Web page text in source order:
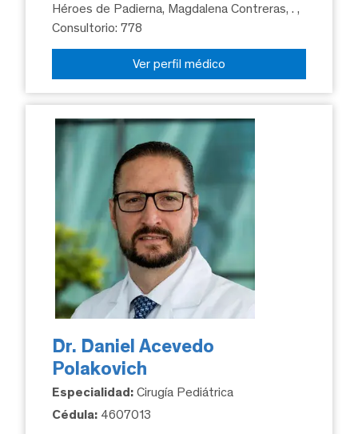
Héroes de Padierna, Magdalena Contreras, .,
Consultorio: 778
Ver perfil médico
Dr. Daniel Acevedo
Polakovich
Especialidad: Cirugía Pediátrica
Cédula: 4607013